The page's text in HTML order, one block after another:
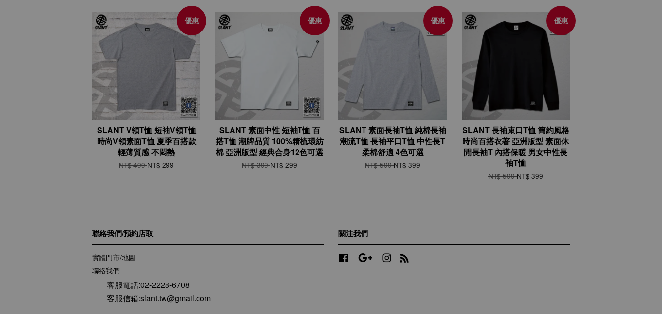
優惠
SLANT V領T恤 短袖V領T恤
時尚V領素面T恤 夏季百搭款
輕薄質感 不悶熱
NT$ 499NT$ 299
優惠
SLANT 素面中性 短袖T恤 百
搭T恤 潮牌品質 100%精梳環紡
棉 亞洲版型 經典合身12色可選
NT$ 399NT$ 299
優惠
SLANT 素面長袖T恤 純棉長袖
潮流T恤 長袖平口T恤 中性長T
柔棉舒適 4色可選
NT$ 599NT$ 399
優惠
SLANT 長袖束口T恤 簡約風格
時尚百搭衣著 亞洲版型 素面休
閒長袖T 內搭保暖 男女中性長
袖T恤
NT$ 599NT$ 399
聯絡我們/預約店取
實體門市/地圖
聯絡我們
關注我們
Facebook Google Instagram
客服電話:02-2228-6708
客服信箱:slant.tw@gmail.com